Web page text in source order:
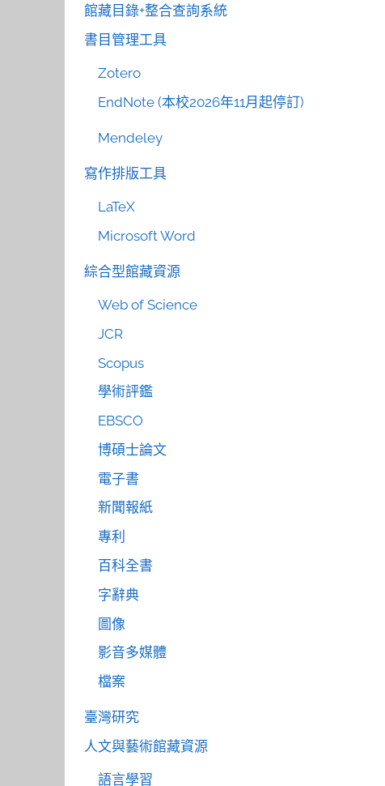
館藏目錄+整合查詢系統
書目管理工具
Zotero
EndNote (本校2026年11月起停訂)
Mendeley
寫作排版工具
LaTeX
Microsoft Word
綜合型館藏資源
Web of Science
JCR
Scopus
學術評鑑
EBSCO
博碩士論文
電子書
新聞報紙
專利
百科全書
字辭典
圖像
影音多媒體
檔案
臺灣研究
人文與藝術館藏資源
語言學習